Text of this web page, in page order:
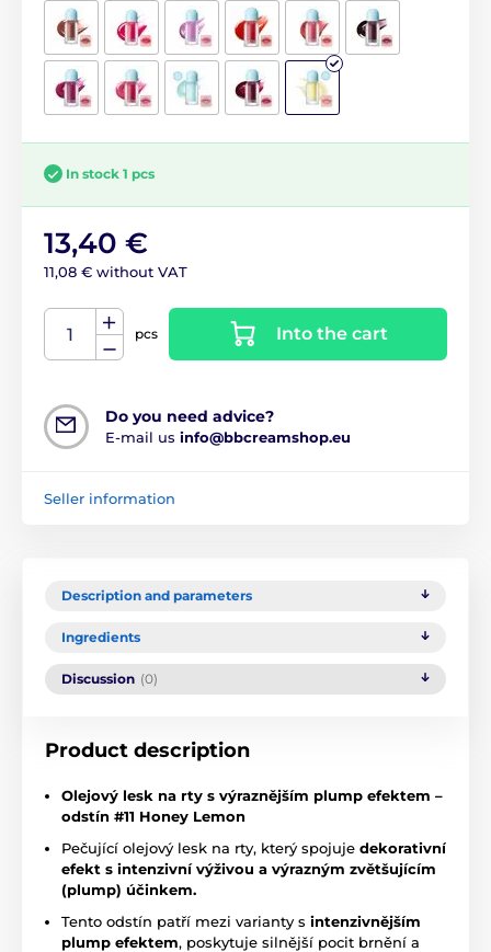
In stock 1 pcs
13,40 €
11,08 € without VAT
pcs Into the cart
Do you need advice?
E-mail us info@bbcreamshop.eu
Seller information
Description and parameters
Ingredients
Discussion (0)
Product description
Olejový lesk na rty s výraznějším plump efektem –
odstín #11 Honey Lemon
Pečující olejový lesk na rty, který spojuje dekorativní
efekt s intenzivní výživou a výrazným zvětšujícím
(plump) účinkem.
Tento odstín patří mezi varianty s intenzivnějším
plump efektem, poskytuje silnější pocit brnění a